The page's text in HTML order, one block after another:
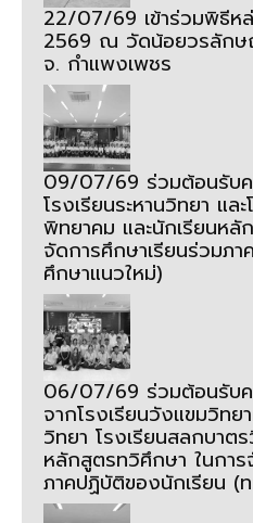
22/07/69 เข้าร่วมพิธีห
2569 ณ วัดน้อยวรลัก
จ. กำแพงเพชร
09/07/69 ร่วมต้อนรับ
โรงเรียนระหานวิทยา แล
พิทยาคม และนักเรียนหลั
จัดการศึกษาเรียนร่วมภ
ศึกษาแนวใหม่)
06/07/69 ร่วมต้อนรับค
จากโรงเรียนวังแขมวิทย
วิทยา โรงเรียนสลกบาต
หลักสูตรทวิศึกษา ในการ
ภาคปฏิบัติของนักเรียน (